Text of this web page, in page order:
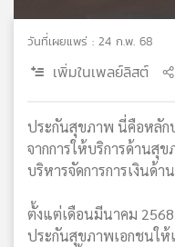
วันที่เผยแพร่ : 24 ก.พ. 68
เพิ่มในเพลย์ลิสต์
ประกันสุขภาพ นี่คือหลัก
จากการให้บริการด้านสุ
บริหารจัดการการเงินด้า
ตั้งแต่เดือนมีนาคม
ประกันสุขภาพเอกชนให้